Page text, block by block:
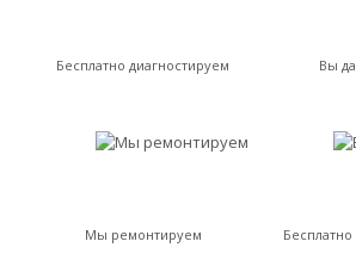
Бесплатно диагностируем Вы
Мы ремонтируем